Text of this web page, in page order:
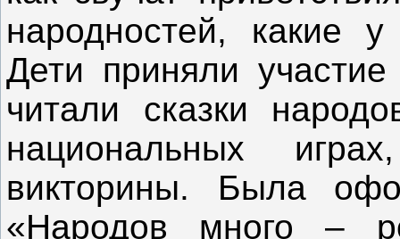
народностей, какие
Дети приняли
читали сказки
национальных
викторины. Была
«Народов много –